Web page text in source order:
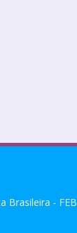
Brasileira - FEB